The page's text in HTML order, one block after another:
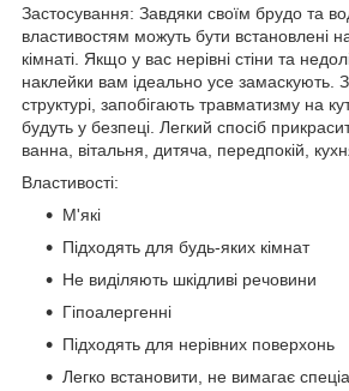
Застосування: Завдяки своїм брудо та
властивостям можуть бути встановлені
кімнаті. Якщо у вас нерівні стіни та
наклейки вам ідеально усе замаскують.
структурі, запобігають травматизму на
будуть у безпеці. Легкий спосіб
ванна, вітальня, дитяча, передпокій,
Властивості:
М'які
Підходять для будь-яких кімнат
Не виділяють шкідливі речовини
Гіпоалергенні
Підходять для нерівних поверхонь
Легко встановити, не вимагає